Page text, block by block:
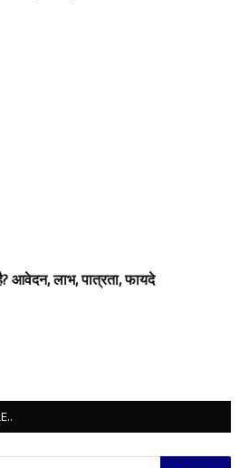
आवेदन, लाभ, पात्रता, फायदे